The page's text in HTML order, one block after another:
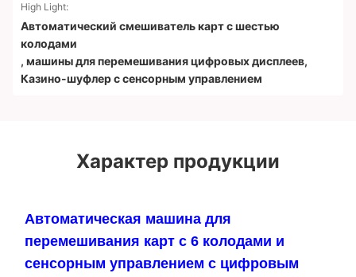
High Light:
Автоматический смешиватель карт с шестью
колодами
, машины для перемешивания цифровых дисплеев,
Казино-шуфлер с сенсорным управлением
Характер продукции
Автоматическая машина для
перемешивания карт с 6 колодами и
сенсорным управлением с цифровым